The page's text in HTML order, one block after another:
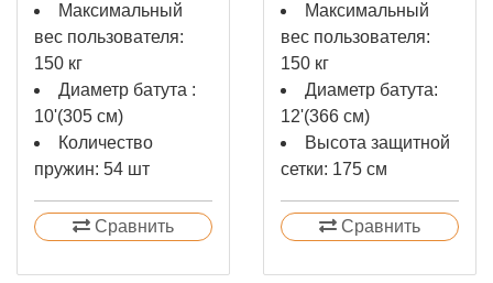
Максимальный
вес пользователя:
150 кг
Диаметр батута :
10'(305 см)
Количество
пружин: 54 шт
Сравнить
Максимальный
вес пользователя:
150 кг
Диаметр батута:
12'(366 см)
Высота защитной
сетки: 175 см
Сравнить